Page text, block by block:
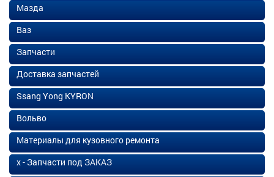
Мазда
Ваз
Запчасти
Доставка запчастей
Ssang Yong KYRON
Вольво
Материалы для кузовного ремонта
х - Запчасти под ЗАКАЗ